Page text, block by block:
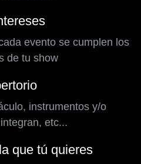
evento se cumplen los
de tu show
instrumentos y/o
etc...
que tú quieres